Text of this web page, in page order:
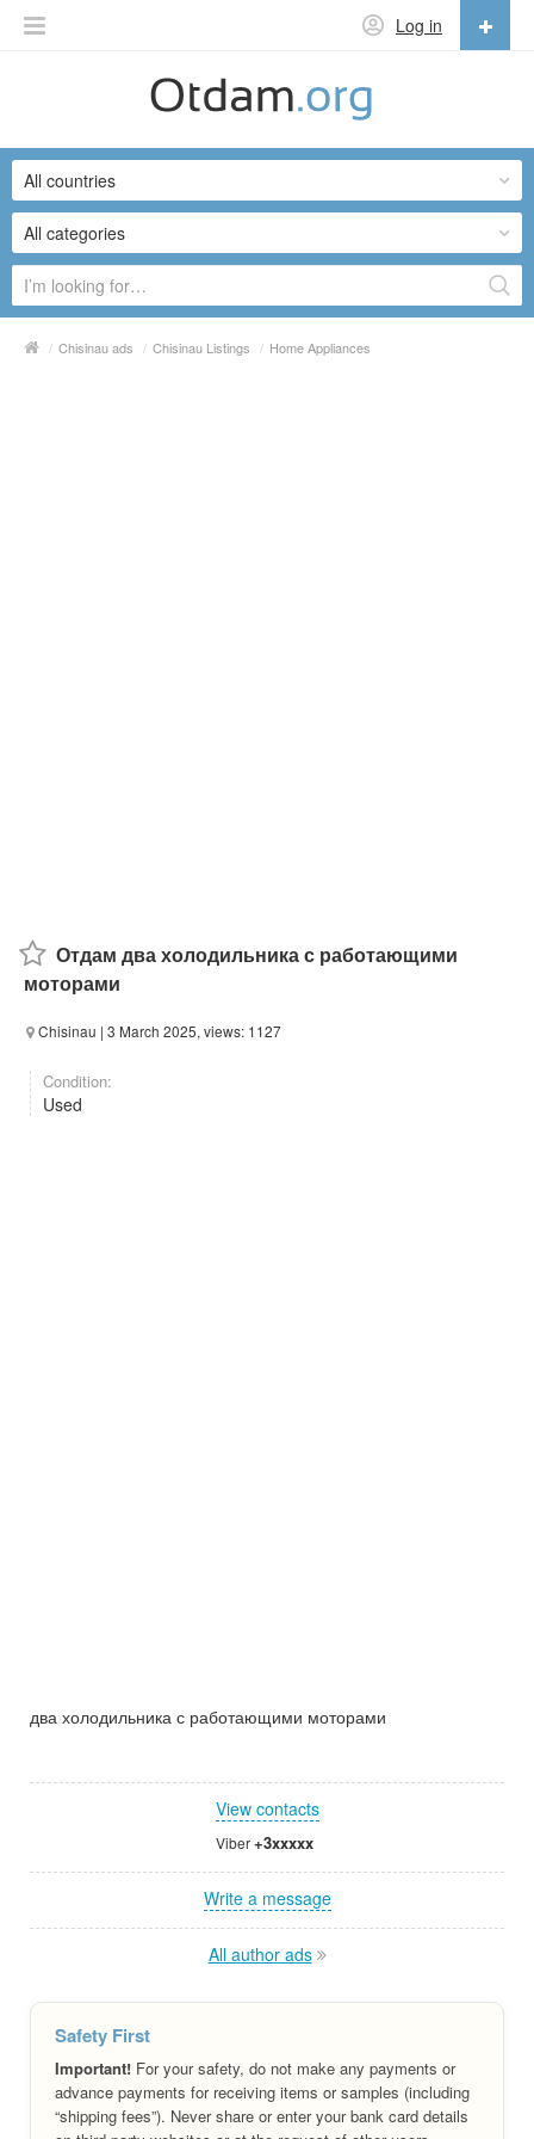
Log in
English
Русский
Українська
All categories
All countries
/ Chisinau ads / Chisinau Listings / Home Appliances
Отдам два холодильника с работающими
моторами
Chisinau | 3 March 2025, views: 1127
Condition:
Used
два холодильника с работающими моторами
View contacts
Viber+3xxxxx
Write a message
All author ads
Safety First
Important! For your safety, do not make any payments or
advance payments for receiving items or samples (including
“shipping fees”). Never share or enter your bank card details